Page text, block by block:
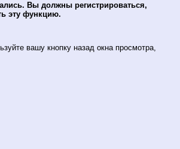
Вы должны регистрироваться,
эту функцию.
вашу кнопку назад окна просмотра,